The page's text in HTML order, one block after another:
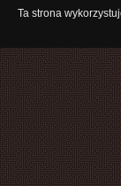
Ta strona